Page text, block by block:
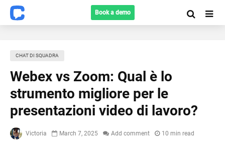
Book a demo
CHAT DI SQUADRA
Webex vs Zoom: Qual è lo
strumento migliore per le
presentazioni video di lavoro?
Victoria March 7, 2025 Add comment 10 min read